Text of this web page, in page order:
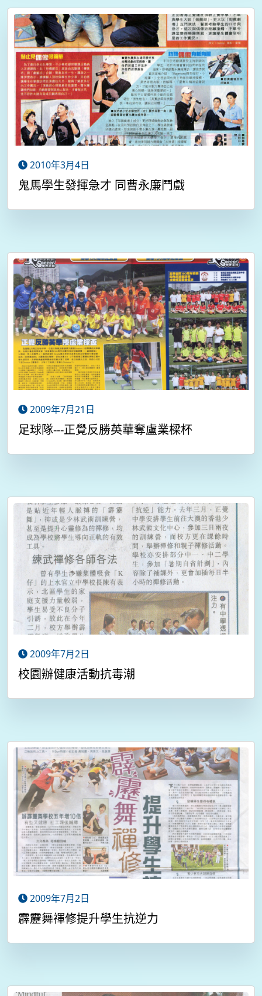
2010年3月4日
鬼馬學生發揮急才 同曹永廉鬥戲
2009年7月21日
足球隊---正覺反勝英華奪盧業樑杯
2009年7月2日
校園辦健康活動抗毒潮
2009年7月2日
霹靂舞禈修提升學生抗逆力